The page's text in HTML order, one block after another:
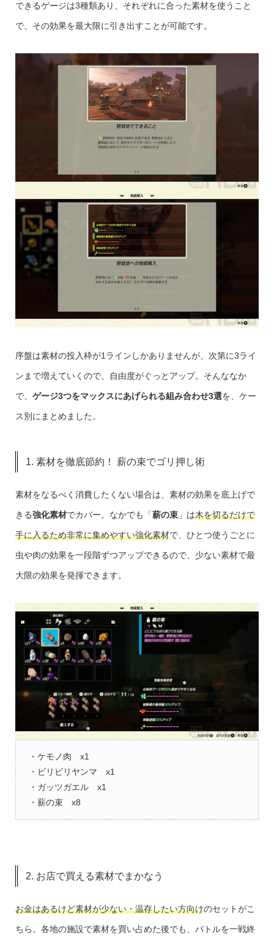
できるゲージは3種類あり、それぞれに合った素材を使うこと
で、その効果を最大限に引き出すことが可能です。
序盤は素材の投入枠が1ラインしかありませんが、次第に3ライ
ンまで増えていくので、自由度がぐっとアップ。そんななか
で、 ゲージ3つをマックスにあげられる組み合わせ3選を、ケー
ス別にまとめました。
1. 素材を徹底節約！ 薪の束でゴリ押し術
素材をなるべく消費したくない場合は、素材の効果を底上げで
きる強化素材でカバー。なかでも「薪の束」は木を切るだけで
手に入るため非常に集めやすい強化素材で、ひとつ使うごとに
虫や肉の効果を一段階ずつアップできるので、少ない素材で最
大限の効果を発揮できます。
・ケモノ肉 x1
・ビリビリヤンマ x1
・ガッツガエル x1
・薪の束 x8
2. お店で買える素材でまかなう
お金はあるけど素材が少ない・温存したい方向けのセットがこ
ちら。各地の施設で素材を買い占めた後でも、バトルを一戦終